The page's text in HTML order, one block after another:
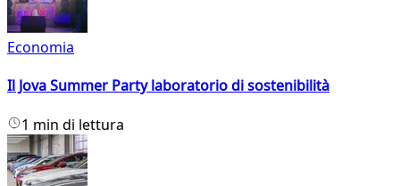
Economia
Il Jova Summer Party laboratorio di sostenibilità
1 min di lettura